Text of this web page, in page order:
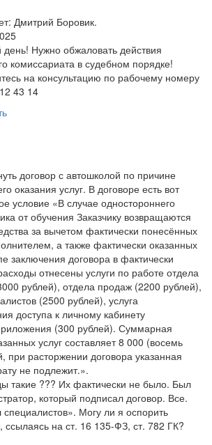
Дмитрий Боровик.
Нужно обжаловать действия
комиссариата в судебном порядке!
на консультацию по рабочему номеру
43 14
договор с автошколой по причине
оказания услуг. В договоре есть вот
условие «В случае одностороннего
от обучения Заказчику возвращаются
за вычетом фактически понесённых
а также фактически оказанных
заключения договора в фактически
отнесены услуги по работе отдела
рублей), отдела продаж (2200 рублей),
(2500 рублей), услуга
доступа к личному кабинету
(300 рублей). Суммарная
услуг составляет 8 000 (восемь
при расторжении договора указанная
не подлежит.».
такие ??? Их фактически не было. Был
который подписал договор. Все.
специалистов». Могу ли я оспорить
ссылаясь на ст. 16 135-ФЗ, ст. 782 ГК?